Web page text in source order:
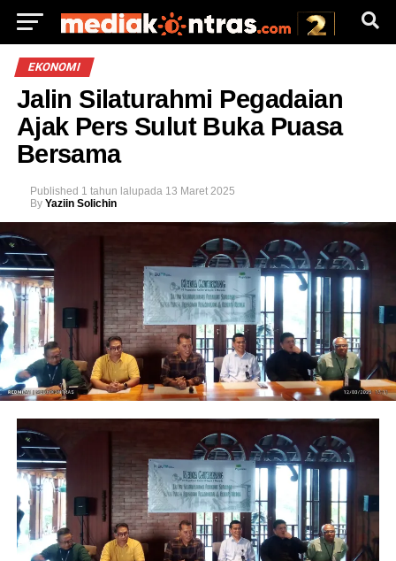
EKONOMI
Jalin Silaturahmi Pegadaian
Ajak Pers Sulut Buka Puasa
Bersama
Published 1 tahun lalupada 13 Maret 2025
By Yaziin Solichin